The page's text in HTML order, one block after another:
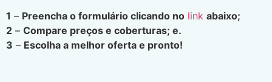
1 – Preencha o formulário clicando no link abaixo;
2 – Compare preços e coberturas; e.
3 – Escolha a melhor oferta e pronto!